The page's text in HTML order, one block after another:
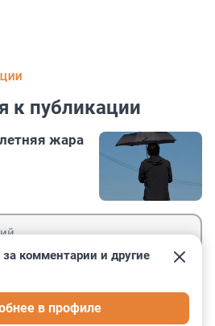
к публикации
жара
комментарии и другие
в профиле